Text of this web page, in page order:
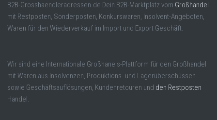
B2B-Grosshaendleradressen.de Dein B2B-Marktplatz vom Großhandel
mit Restposten, Sonderposten, Konkurswaren, Insolvent-Angeboten,
Waren für den Wiederverkauf im Import und Export Geschäft.
Wir sind eine Internationale Großhanels-Plattform für den Großhandel
mit Waren aus Insolvenzen, Produktions- und Lagerüberschüssen
sowie Geschäftsauflösungen, Kundenretouren und den Restposten
Handel.